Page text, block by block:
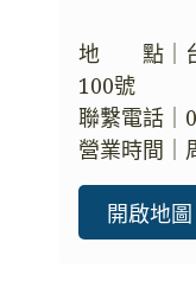
地　　點｜
100號
聯繫電話｜
營業時間｜
開啟地